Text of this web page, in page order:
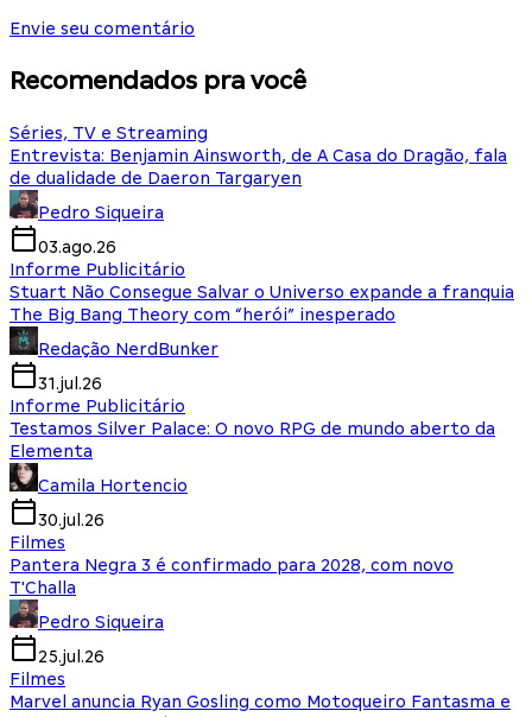
Envie seu comentário
Recomendados pra você
Séries, TV e Streaming
Entrevista: Benjamin Ainsworth, de A Casa do Dragão, fala
de dualidade de Daeron Targaryen
Pedro Siqueira
03.ago.26
Informe Publicitário
Stuart Não Consegue Salvar o Universo expande a franquia
The Big Bang Theory com “herói” inesperado
Redação NerdBunker
31.jul.26
Informe Publicitário
Testamos Silver Palace: O novo RPG de mundo aberto da
Elementa
Camila Hortencio
30.jul.26
Filmes
Pantera Negra 3 é confirmado para 2028, com novo
T'Challa
Pedro Siqueira
25.jul.26
Filmes
Marvel anuncia Ryan Gosling como Motoqueiro Fantasma e